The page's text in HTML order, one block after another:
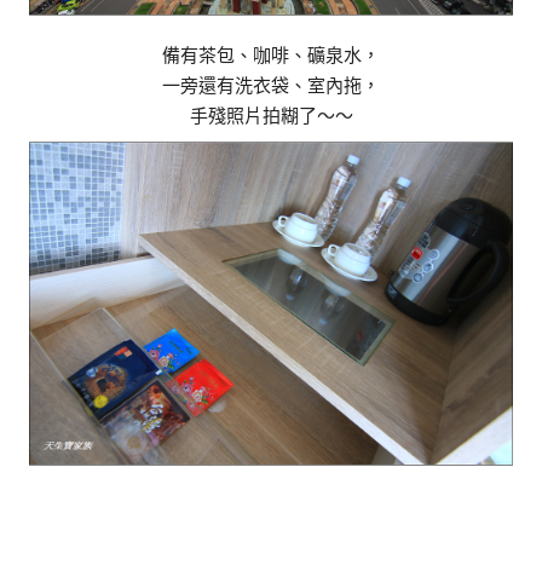
備有茶包、咖啡、礦泉水，
一旁還有洗衣袋、室內拖，
手殘照片拍糊了～～